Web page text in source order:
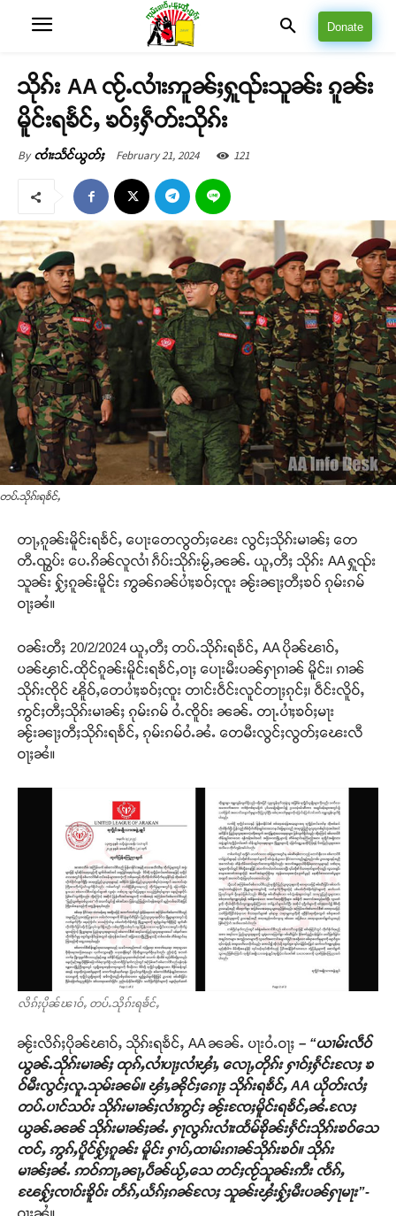
Donate
သိုၵ်း AA ၸႂ်ႉလၢႆးဢူၼ်ႈႁူၺ်းသူၼ်း ၵူၼ်း
မိူင်းရၶႅင်ႇ ၶဝ်ႈႁဵတ်းသိုၵ်း
By ၸၢႆးသႅင်ယွတ်ႈ February 21, 2024 121
တပ်ႉသိုၵ်းရၶႅင်ႇ
တႃႇၵူၼ်းမိူင်းရၶႅင်ႇ ပေႃးတေလွတ်ႈၽေး လွင်ႈသိုၵ်းမၢၼ်ႈ တေ
တီႉၺွပ်း ပေႉၵိၼ်လူလၢႆ ၵဵပ်းသိုၵ်းမႂ်ႇၼၼ်ႉ ယူႇတီႈ သိုၵ်း AA ႁူၺ်း
သူၼ်း ႁႂ်ႈၵူၼ်းမိူင်း ဢွၼ်ၵၼ်ပၢႆႈၶဝ်ႈၸူး ၼႂ်းၼႃႈတီႈၶဝ် ၵုမ်းၵမ်
ဝႃႈၼႆ။
ဝၼ်းတီႈ 20/2/2024 ယူႇတီႈ တပ်ႉသိုၵ်းရၶႅင်ႇ AA ပိုၼ်ၽၢဝ်ႇ
ပၼ်ၾၢင်ႉထိုင်ၵူၼ်းမိူင်းရၶႅင်ႇဝႃႈ ပေႃးမီးပၼ်ႁႃၵၢၼ် မိူင်း၊ ၵၢၼ်
သိုၵ်းၸိုင် ၽိူဝ်ႇတေပၢႆႈၶဝ်ႈၸူး တၢင်းဝဵင်းလူင်တႃႈၵုင်ႈ၊ ဝဵင်းလိူဝ်ႇ
ဢွင်ႈတီႈသိုၵ်းမၢၼ်ႈ ၵုမ်းၵမ် ဝႆႉၸိူဝ်း ၼၼ်ႉ တႃႉပၢႆႈၶဝ်ႈမႃး
ၼႂ်းၼႃႈတီႈသိုၵ်းရၶႅင်ႇ ၵုမ်းၵမ်ဝႆႉၼႆႉ တေမီးလွင်ႈလွတ်ႈၽေးလီ
ဝႃႈၼႆ။
လိၵ်ႈပိုၼ်ၽၢဝ်ႇ တပ်ႉသိုၵ်းရၶႅင်ႇ
ၼႂ်းလိၵ်ႈပိုၼ်ၽၢဝ်ႇ သိုၵ်းရၶႅင်ႇ AA ၼၼ်ႉ ပႃးဝႆႉဝႃႈ – “ယၢမ်းလဵဝ်
ယွၼ်ႉသိုၵ်းမၢၼ်ႈ ထုၵ်ႇလၢႆပႃႈလၢႆၾၢႆႇ လေႃႇတိုၵ်း ႁၢဝ်ႈႁႅင်းလႄႈ ၶ
ဝ်မီးလွင်ႈလူႉသုမ်းၼမ်။ ၾၢႆႇၼိုင်ႈၵေႃႈ သိုၵ်းရၶႅင်ႇ AA ယိုတ်းလႆႈ
တပ်ႉပၢင်သဝ်း သိုၵ်းမၢၼ်ႈလၢႆဢွင်ႈ ၼႂ်းၸႄႈမိူင်းရၶႅင်ႇၼႆႉလႄႈ
ယွၼ်ႉၼၼ် သိုၵ်းမၢၼ်ႈၼႆႉ ႁႃလွၵ်းလၢႆးထႅမ်ၶိုၼ်းႁႅင်းသိုၵ်းၶဝ်သေ
ၸင်ႇ ဢွၵ်ႇပိူင်ႁႂ်ႈၵူၼ်း မိူင်း ႁၢပ်ႇထၢမ်းၵၢၼ်သိုၵ်းၶဝ်။ သိုၵ်း
မၢၼ်ႈၼႆႉ ဢဝ်ဢႃႇၼႃႇပဵၼ်ယႂ်ႇသေ တင်ႈၸႂ်သူၼ်းဢီး ၸႅၵ်ႇ
ၽႄႁႂ်ႈၸၢဝ်းၶိူဝ်း တႅၵ်ႇယႅၵ်ႈၵၼ်လႄႈ သူၼ်းၾႆးႁႂ်ႈမီးပၼ်ႁႃမႃး”-
ဝႃႈၼႆ။